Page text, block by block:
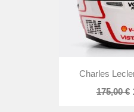
Charles
175,00 €